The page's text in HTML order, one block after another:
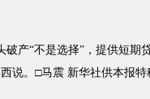
产“不是选择”，提供短期
说。□马震 新华社供本报特